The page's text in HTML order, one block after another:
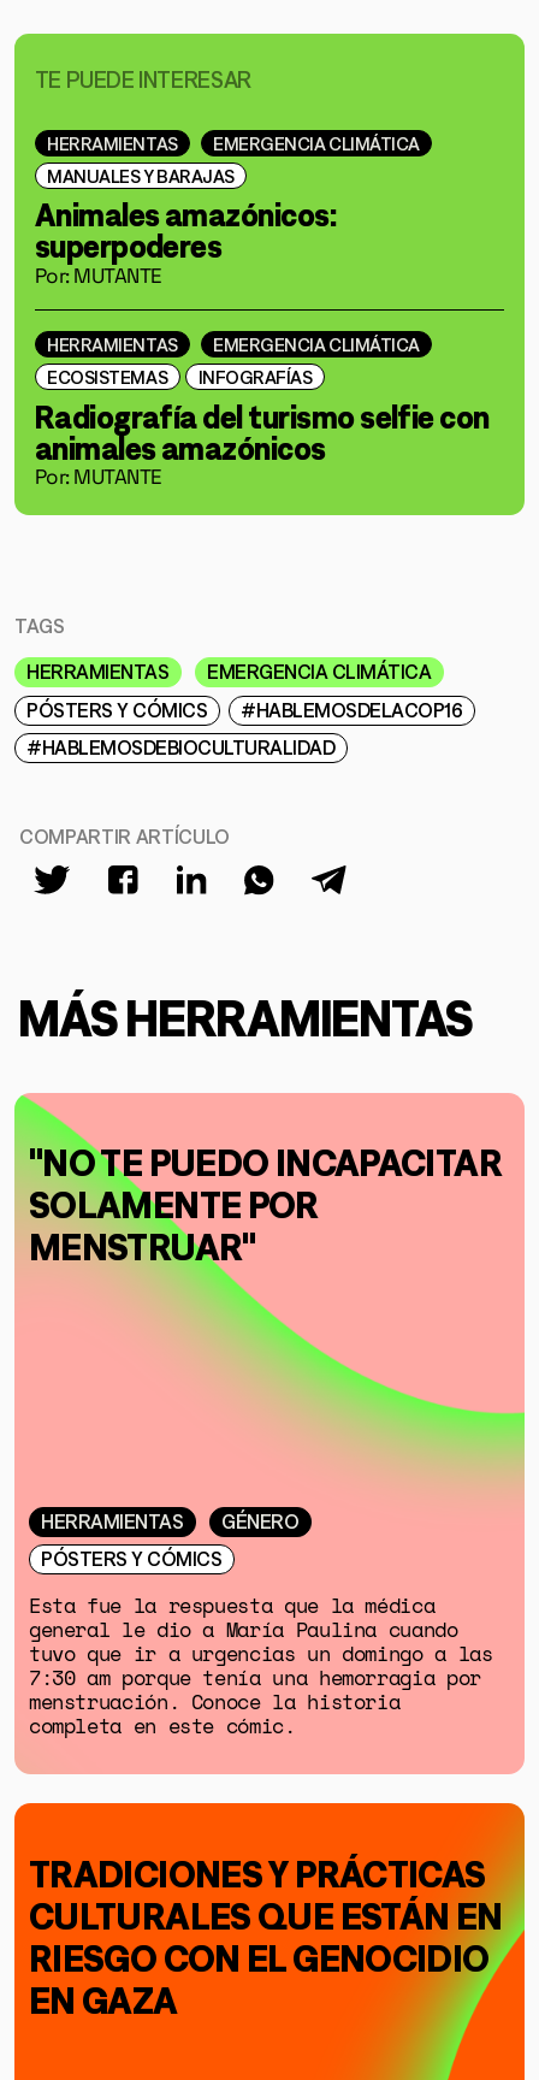
GÉNERO
DERECHOS HUMANOS
SALUD MENTAL
EMERGENCIA CLIMÁTICA
TE PUEDE INTERESAR
HERRAMIENTAS
EMERGENCIA CLIMÁTICA
MANUALES Y BARAJAS
Animales amazónicos:
superpoderes
Por: MUTANTE
HERRAMIENTAS
EMERGENCIA CLIMÁTICA
ECOSISTEMAS
INFOGRAFÍAS
Radiografía del turismo selfie con
animales amazónicos
Por: MUTANTE
TAGS
HERRAMIENTAS
EMERGENCIA CLIMÁTICA
PÓSTERS Y CÓMICS
#HABLEMOSDELACOP16
#HABLEMOSDEBIOCULTURALIDAD
COMPARTIR ARTÍCULO
MÁS HERRAMIENTAS
"NO TE PUEDO INCAPACITAR
SOLAMENTE POR
MENSTRUAR"
HERRAMIENTAS
GÉNERO
PÓSTERS Y CÓMICS
Esta fue la respuesta que la médica
general le dio a María Paulina cuando
tuvo que ir a urgencias un domingo a las
7:30 am porque tenía una hemorragia por
menstruación. Conoce la historia
completa en este cómic.
TRADICIONES Y PRÁCTICAS
CULTURALES QUE ESTÁN EN
RIESGO CON EL GENOCIDIO
EN GAZA